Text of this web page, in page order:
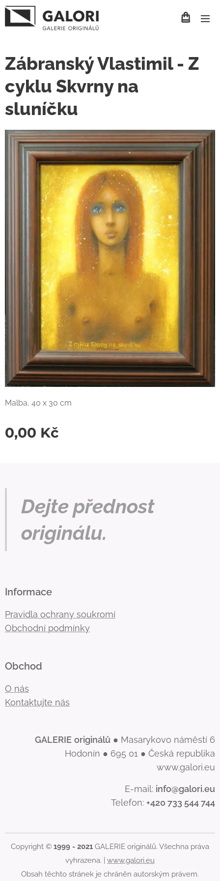
Zábranský Vlastimil - Z
cyklu Skvrny na
sluníčku
Malba, 40 x 30 cm
0,00 Kč
Dejte přednost
originálu.
Informace
Pravidla ochrany soukromí
Obchodní podmínky
Obchod
O nás
Kontaktujte nás
GALERIE originálů ● Masarykovo náměstí 6
Hodonín ● 695 01 ● Česká republika
www.galori.eu
E-mail: info@galori.eu
Telefon: +420 733 544 744
Copyright © 1999 - 2021 GALERIE originálů. Všechna práva
vyhrazena. | www.galori.eu
Obsah těchto stránek je chráněn autorským právem.